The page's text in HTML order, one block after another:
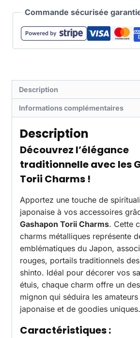
Commande sécurisée
Description
Informations complémentaires
Description
Découvrez l’élégance
traditionnelle avec les
Torii Charms !
Apportez une touche de
japonaise à vos accessoires
Gashapon Torii Charms. Cette
charms métalliques représente
emblématiques du Japon,
rouges, portails traditionnels
shinto. Idéal pour décorer vos
étuis, chaque charm offre un
mignon qui séduira les
japonaise et de goodies uniques.
Caractéristiques :